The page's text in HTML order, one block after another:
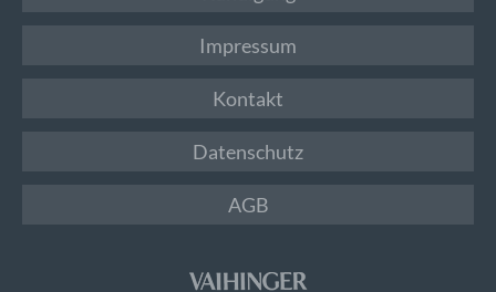
Impressum
Kontakt
Datenschutz
AGB